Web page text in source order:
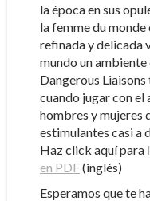
la época en sus
la femme du
refinada y delicada
mundo un ambiente
Dangerous Liaisons
cuando jugar con el
hombres y mujeres
estimulantes casi a
Haz click aquí para
en PDF(inglés)
Esperamos que te